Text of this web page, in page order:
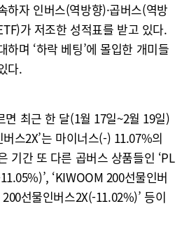
하자 인버스(역방향)·곱버스(역방
가 저조한 성적표를 받고 있다.
며 ‘하락 베팅’에 몰입한 개미들
다.
면 최근 한 달(1월 17일~2월 19일)
스2X’는 마이너스(-) 11.07%의
기간 또 다른 곱버스 상품들인 ‘PL
‘KIWOOM 200선물인버
선물인버스2X(-11.02%)’ 등이